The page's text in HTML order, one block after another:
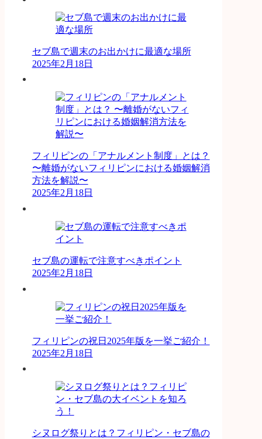
セブ島で週末のお出かけに最適な場所
2025年2月18日
フィリピンの「アナルメント制度」とは？
〜離婚がないフィリピンにおける婚姻解消
方法を解説〜
2025年2月18日
セブ島の運転で注意すべきポイント
2025年2月18日
フィリピンの祝日2025年版を一挙ご紹介！
2025年2月18日
シヌログ祭りとは？フィリピン・セブ島の